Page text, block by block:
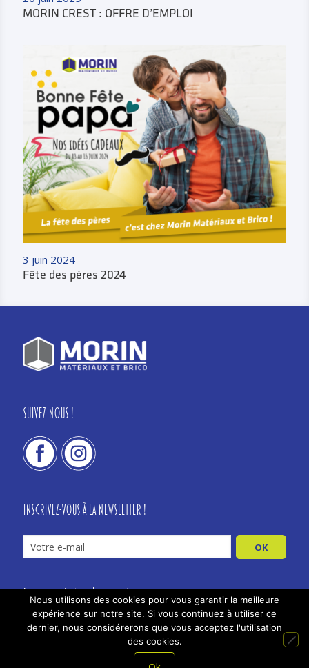
MORIN CREST : OFFRE D’EMPLOI
3 juin 2024
Fête des pères 2024
Suivez-nous !
Inscrivez-vous à la newsletter !
Nos points de vente
Mentions Légales
Protection des données
Tous droits réservés Morin
Nous utilisons des cookies pour vous garantir la meilleure
expérience sur notre site. Si vous continuez à utiliser ce
dernier, nous considérerons que vous acceptez l'utilisation
des cookies.